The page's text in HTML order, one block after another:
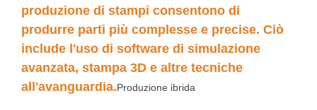
produzione di stampi consentono di
produrre parti più complesse e precise. Ciò
include l'uso di software di simulazione
avanzata, stampa 3D e altre tecniche
all'avanguardia.Produzione ibrida